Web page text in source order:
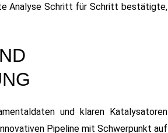
Analyse Schritt für Schritt bestätigte,
und klaren Katalysatoren
Pipeline mit Schwerpunkt auf